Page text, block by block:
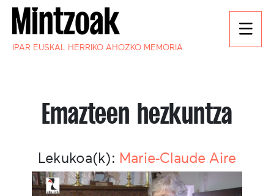
IPAR EUSKAL HERRIKO AHOZKO MEMORIA
Emazteen hezkuntza
Lekukoa(k): Marie-Claude Aire